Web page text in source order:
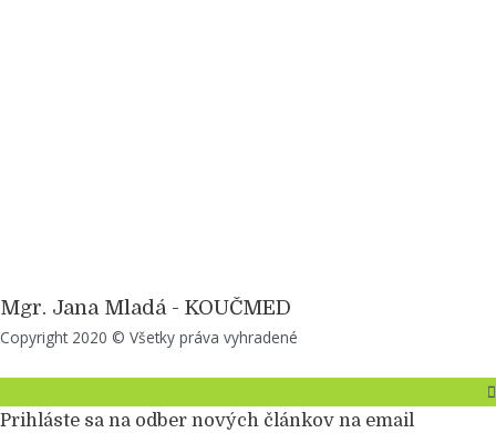
Mgr. Jana Mladá - KOUČMED
Copyright 2020 © Všetky práva vyhradené
Prihláste sa na odber nových článkov na email